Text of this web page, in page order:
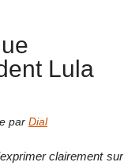
Lula
par Dial
clairement sur